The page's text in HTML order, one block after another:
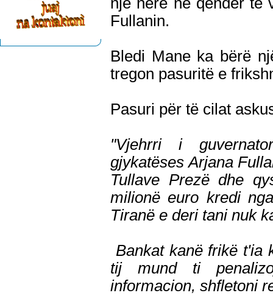
Fullanin.
Bledi Mane ka bërë
tregon pasuritë e
Pasuri për të cilat
"Vjehrri i
gjykatëses Arjana
Tullave Prezë dhe
milionë euro kredi
Tiranë e deri tani nuk
Bankat kanë frikë t'ia
tij mund ti
informacion, shfletoni